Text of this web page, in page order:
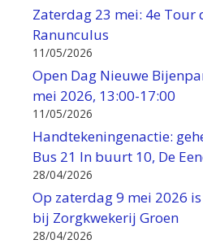
Zaterdag 23 mei: 4e Tour
Ranunculus
11/05/2026
Open Dag Nieuwe
mei 2026, 13:00-17:00
11/05/2026
Handtekeningenactie:
Bus 21 In buurt 10, De
28/04/2026
Op zaterdag 9 mei 2026
bij Zorgkwekerij Groen
28/04/2026